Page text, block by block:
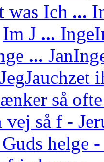
was Ich ...
Im J ... Inge
... Jan
JegJauchzet
så
vej så f -
Guds helge